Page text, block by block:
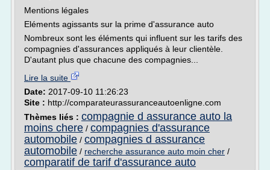
Mentions légales
Eléments agissants sur la prime d'assurance auto
Nombreux sont les éléments qui influent sur les tarifs des
compagnies d'assurances appliqués à leur clientèle.
D'autant plus que chacune des compagnies...
Lire la suite
Date: 2017-09-10 11:26:23
Site : http://comparateurassuranceautoenligne.com
Thèmes liés : compagnie d assurance auto la
moins chere / compagnies d'assurance
automobile / compagnies d assurance
automobile / recherche assurance auto moin cher /
comparatif de tarif d'assurance auto